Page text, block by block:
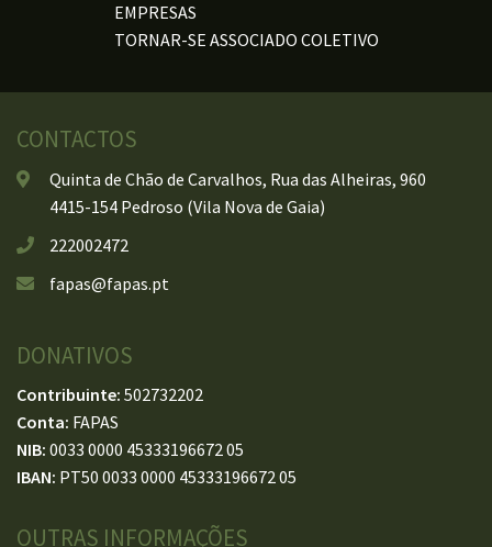
EMPRESAS
TORNAR-SE ASSOCIADO COLETIVO
CONTACTOS
Quinta de Chão de Carvalhos, Rua das Alheiras, 960
4415-154 Pedroso (Vila Nova de Gaia)
222002472
fapas@fapas.pt
DONATIVOS
Contribuinte: 502732202
Conta: FAPAS
NIB: 0033 0000 45333196672 05
IBAN: PT50 0033 0000 45333196672 05
OUTRAS INFORMAÇÕES